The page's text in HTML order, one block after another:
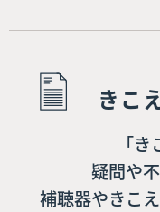
きこ
「
疑問や
補聴器やきこ